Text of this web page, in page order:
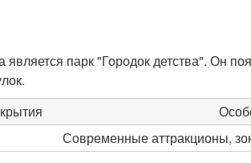
парк "Городок детства". Он
Современные аттракционы,